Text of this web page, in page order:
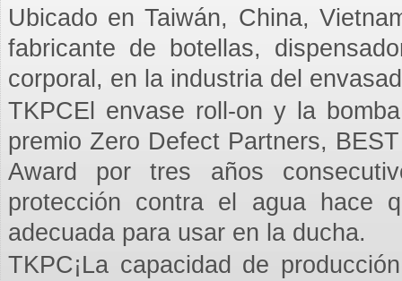
Ubicado en Taiwán, China,
fabricante de botellas,
corporal, en la industria del
TKPCEl envase roll-on y la
premio Zero Defect Partners,
Award por tres años
protección contra el agua hace
adecuada para usar en la ducha.
TKPC¡La capacidad de